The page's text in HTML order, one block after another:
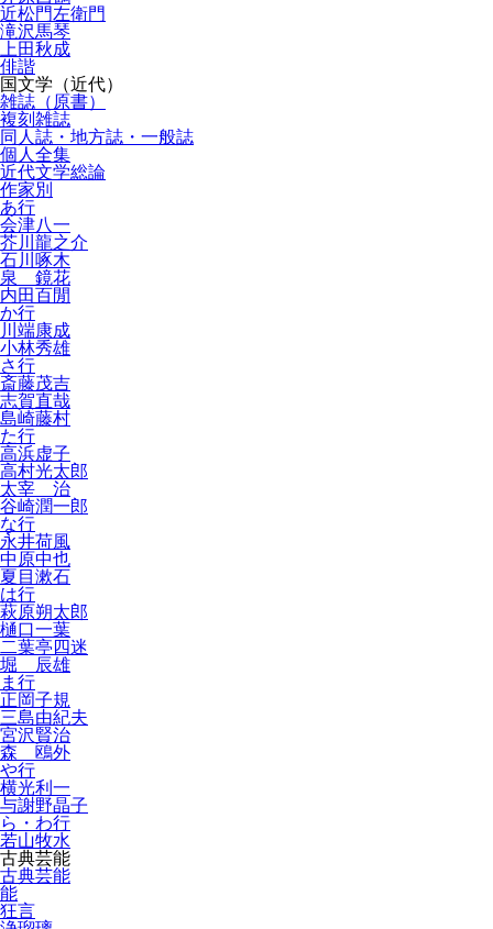
近松門左衛門
滝沢馬琴
上田秋成
俳諧
国文学（近代）
雑誌（原書）
複刻雑誌
同人誌・地方誌・一般誌
個人全集
近代文学総論
作家別
あ行
会津八一
芥川龍之介
石川啄木
泉 鏡花
内田百閒
か行
川端康成
小林秀雄
さ行
斎藤茂吉
志賀直哉
島崎藤村
た行
高浜虚子
高村光太郎
太宰 治
谷崎潤一郎
な行
永井荷風
中原中也
夏目漱石
は行
萩原朔太郎
樋口一葉
二葉亭四迷
堀 辰雄
ま行
正岡子規
三島由紀夫
宮沢賢治
森 鴎外
や行
横光利一
与謝野晶子
ら・わ行
若山牧水
古典芸能
古典芸能
能
狂言